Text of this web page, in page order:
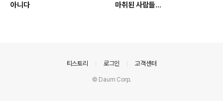
아니다
마취된 사람들...
티스토리 로그인 고객센터
© Daum Corp.